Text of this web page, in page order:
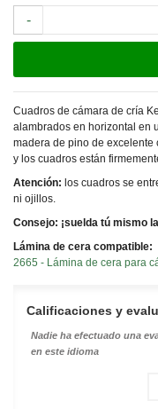
-
Cuadros de cámara de cría
alambrados en horizontal en
madera de pino de excelente
y los cuadros están
Atención: los cuadros se
ni ojillos.
Consejo: ¡suelda tú mismo
Lámina de cera compatible:
2665 - Lámina de cera para
Calificaciones y
Nadie ha efectuado una
en este idioma